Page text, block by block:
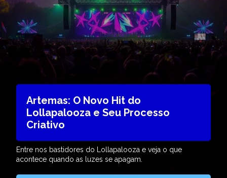
Artemas: O Novo Hit do
Lollapalooza e Seu Processo
Criativo
Entre nos bastidores do Lollapalooza e veja o que
acontece quando as luzes se apagam.